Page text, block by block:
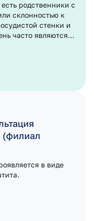
родственники с
склонностью к
стенки и
часто являются
опасных
(филиал
в виде